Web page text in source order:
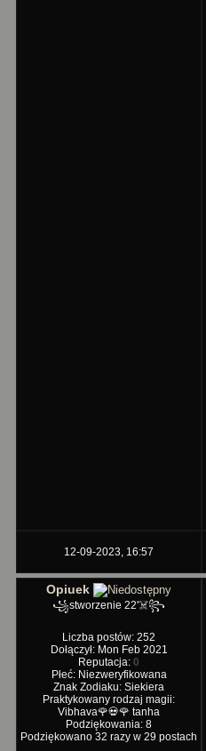
12-09-2023, 16:57
Opiuek
꧁stworzenie 22'☠️꧂
Liczba postów: 252
Dołączył: Mon Feb 2021
Reputacja: 0
Płeć: Niezweryfikowana
Znak Zodiaku: Siekiera
Praktykowany rodzaj magii:
Vibhava🌹💀🌹 tanha
Podziękowania: 8
Podziękowano 32 razy w 29 postach